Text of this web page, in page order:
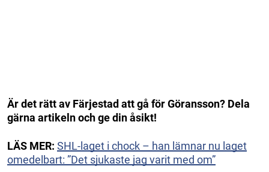
Är det rätt av Färjestad att gå för Göransson? Dela
gärna artikeln och ge din åsikt!
LÄS MER: SHL-laget i chock – han lämnar nu laget
omedelbart: ”Det sjukaste jag varit med om”